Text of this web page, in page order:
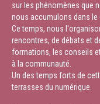
sur les phénomènes que
nous accumulons dans le
Ce temps, nous
rencontres, de débats et
formations, les conseils
à la communauté.
Un des temps forts de
terrasses du numérique.